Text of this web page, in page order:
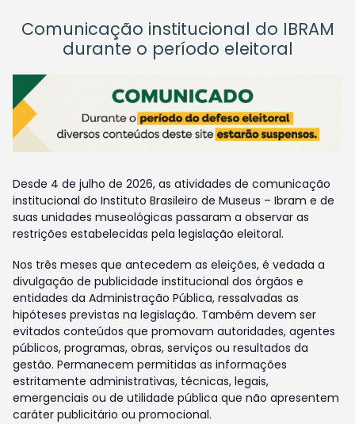
Comunicação institucional do IBRAM
durante o período eleitoral
Desde 4 de julho de 2026, as atividades de comunicação
institucional do Instituto Brasileiro de Museus – Ibram e de
suas unidades museológicas passaram a observar as
restrições estabelecidas pela legislação eleitoral.
Nos três meses que antecedem as eleições, é vedada a
divulgação de publicidade institucional dos órgãos e
entidades da Administração Pública, ressalvadas as
hipóteses previstas na legislação. Também devem ser
evitados conteúdos que promovam autoridades, agentes
públicos, programas, obras, serviços ou resultados da
gestão. Permanecem permitidas as informações
estritamente administrativas, técnicas, legais,
emergenciais ou de utilidade pública que não apresentem
caráter publicitário ou promocional.